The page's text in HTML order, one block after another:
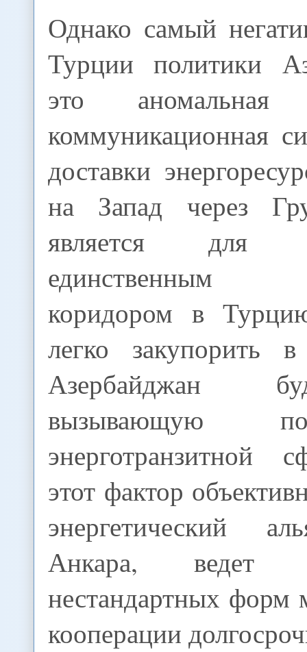
Однако самый
Турции политики
это аномальная
коммуникационная
доставки
на Запад через
является для
единственным
коридором в
легко закупорить
Азербайджан
вызывающую
энерготранзитной
этот фактор
энергетический
Анкара, ведет
нестандартных форм
кооперации